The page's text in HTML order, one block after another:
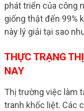
phát triển của công
giống thật đến 99%
này lý giải tại sao
THỰC TRẠNG
NAY
Thị trường việc làm
tranh khốc liệt. Các